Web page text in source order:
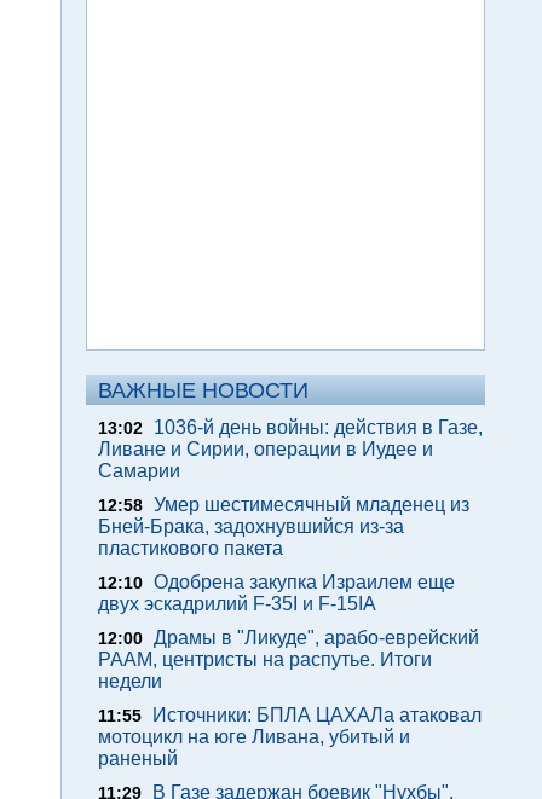
ВАЖНЫЕ НОВОСТИ
13:02
1036-й день войны: действия в Газе,
Ливане и Сирии, операции в Иудее и
Самарии
12:58 Умер шестимесячный младенец из
Бней-Брака, задохнувшийся из-за
пластикового пакета
12:10 Одобрена закупка Израилем еще
двух эскадрилий F-35I и F-15IA
12:00 Драмы в "Ликуде", арабо-еврейский
РААМ, центристы на распутье. Итоги
недели
11:55
Источники: БПЛА ЦАХАЛа атаковал
мотоцикл на юге Ливана, убитый и
раненый
11:29
В Газе задержан боевик "Нухбы",